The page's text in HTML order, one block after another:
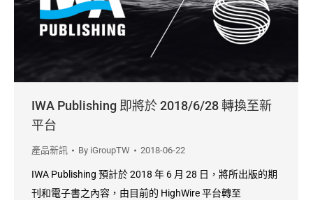
IWA Publishing 即將於 2018/6/28 轉換至新
平台
產品新訊 By iGroupTW 2018-06-22
IWA Publishing 預計於 2018 年 6 月 28 日，將所出版的期
刊和電子書之內容，由目前的 HighWire 平台轉至